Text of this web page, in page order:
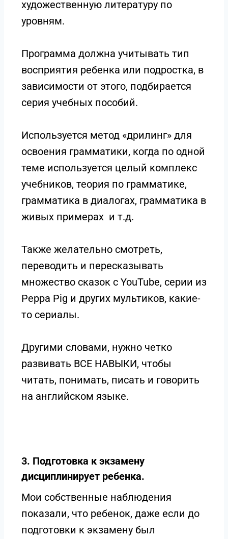
художественную литературу по
уровням.
Программа должна учитывать тип
восприятия ребенка или подростка, в
зависимости от этого, подбирается
серия учебных пособий.
Используется метод «дрилинг» для
освоения грамматики, когда по одной
теме используется целый комплекс
учебников, теория по грамматике,
грамматика в диалогах, грамматика в
живых примерах и т.д.
Также желательно смотреть,
переводить и пересказывать
множество сказок с YouTube, серии из
Peppa Pig и других мультиков, какие-
то сериалы.
Другими словами, нужно четко
развивать ВСЕ НАВЫКИ, чтобы
читать, понимать, писать и говорить
на английском языке.
3. Подготовка к экзамену
дисциплинирует ребенка.
Мои собственные наблюдения
показали, что ребенок, даже если до
подготовки к экзамену был